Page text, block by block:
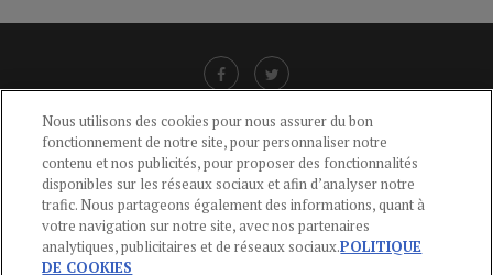
CGU-POLITIQUE DE CONFIDENTIALITÉ -POLITIQUE DES COOKIES
MENTIONS LÉGALES -AIDE
CONTACT
Nous utilisons des cookies pour nous assurer du bon
fonctionnement de notre site, pour personnaliser notre
contenu et nos publicités, pour proposer des fonctionnalités
disponibles sur les réseaux sociaux et afin d’analyser notre
trafic. Nous partageons également des informations, quant à
votre navigation sur notre site, avec nos partenaires
analytiques, publicitaires et de réseaux sociaux.POLITIQUE
DE COOKIES